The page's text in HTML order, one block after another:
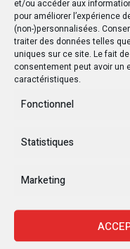
et/ou accéder aux
pour améliorer l’expérience
(non-)personnalisées.
traiter des données telles
uniques sur ce site. Le fait
consentement peut avoir un
caractéristiques.
Fonctionnel
Statistiques
Marketing